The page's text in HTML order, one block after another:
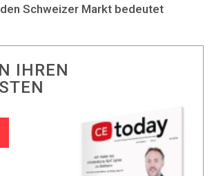
Schweizer Markt bedeutet
IHREN